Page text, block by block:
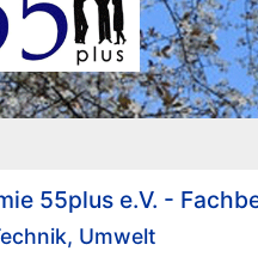
55plus e.V. -
Umwelt